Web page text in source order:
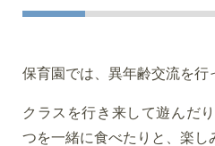
保育園では、異年齢交流を行
クラスを行き来して遊んだ
つを一緒に食べたりと、楽